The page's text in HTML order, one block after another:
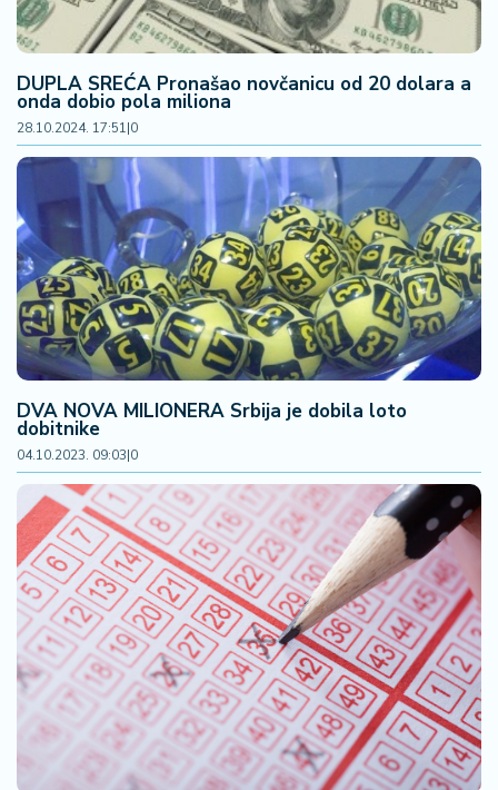
DUPLA SREĆA Pronašao novčanicu od 20 dolara a
onda dobio pola miliona
28.10.2024. 17:51|0
DVA NOVA MILIONERA Srbija je dobila loto
dobitnike
04.10.2023. 09:03|0